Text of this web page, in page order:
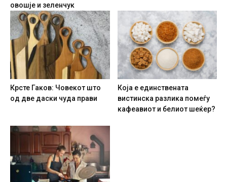
овошје и зеленчук
Крсте Гаков: Човекот што
од две даски чуда прави
Која е единствената
вистинска разлика помеѓу
кафеавиот и белиот шеќер?